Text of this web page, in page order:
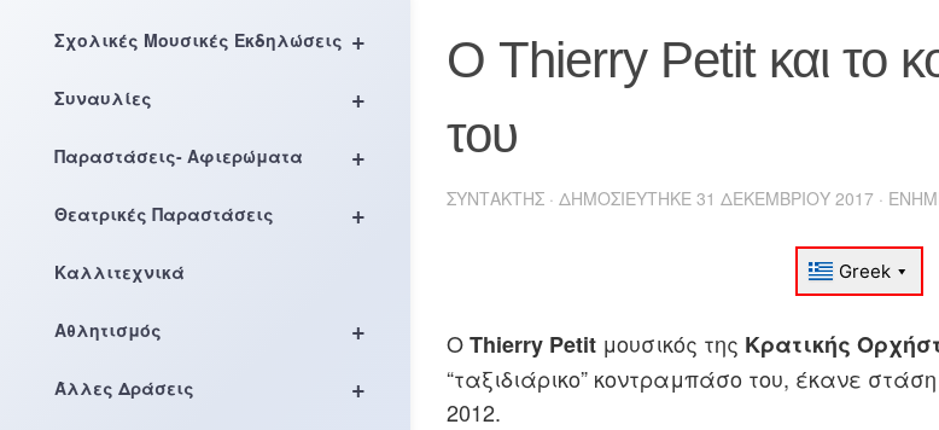
Ο Thierry Petit και το
του
ΣΥΝΤΆΚΤΗΣ · ΔΗΜΟΣΙΕΎΤΗΚΕ 31 ΔΕΚΕΜΒΡΊΟΥ 2017 ·
ΟThierry Petit μουσικός της Κρατικής
“ταξιδιάρικο” κοντραμπάσο του, έκανε
2012.
+
Σχολικές Μουσικές Εκδηλώσεις
+
Συναυλίες
+
Παραστάσεις- Αφιερώματα
+
Θεατρικές Παραστάσεις
Καλλιτεχνικά
+
Αθλητισμός
+
Άλλες Δράσεις